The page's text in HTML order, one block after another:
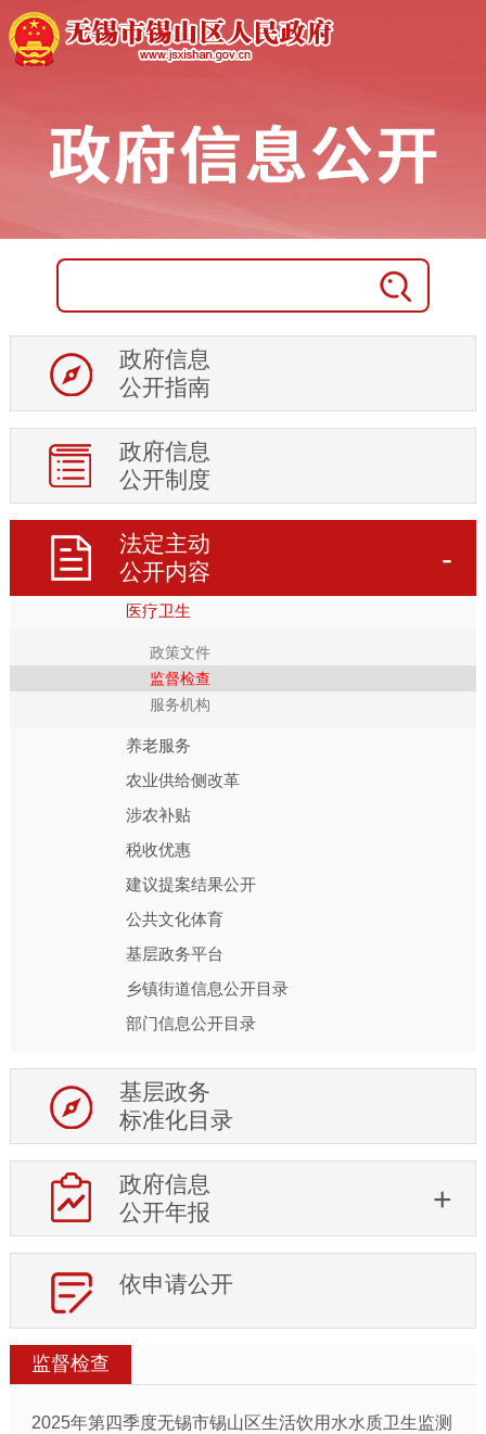
政府信息
公开指南
政府信息
公开制度
法定主动
公开内容
土地供应
房地产市场
行政权力运行
处罚强制信息
住房保障
行政事业性收费
生态环境
安全生产
食品药品安全
社会救助
乡村振兴
应急管理
教育信息
医疗卫生
政策文件
监督检查
服务机构
养老服务
农业供给侧改革
涉农补贴
税收优惠
建议提案结果公开
公共文化体育
基层政务平台
乡镇街道信息公开目录
部门信息公开目录
基层政务
标准化目录
政府信息
公开年报
依申请公开
监督检查
2025年第四季度无锡市锡山区生活饮用水水质卫生监测